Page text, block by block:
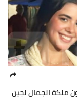
ملكة الجمال لجين